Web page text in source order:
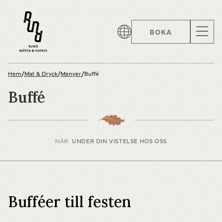
BOKA
Hem/Mat & Dryck/Menyer/Buffé
Buffé
NÄR: UNDER DIN VISTELSE HOS OSS
Bufféer till festen